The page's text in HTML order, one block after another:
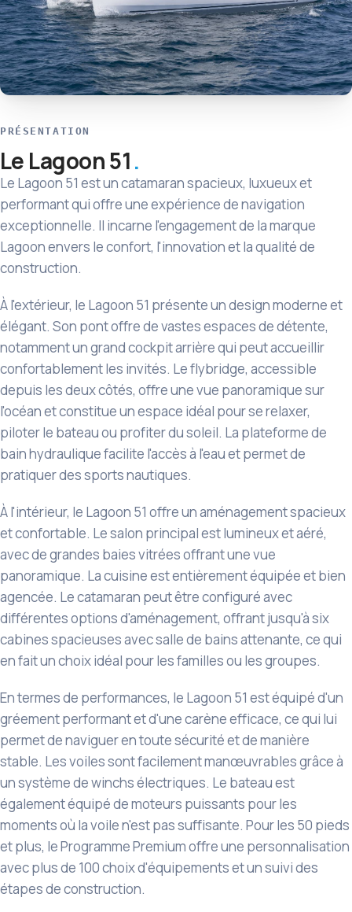
PRÉSENTATION
Le Lagoon 51
Le Lagoon 51 est un catamaran spacieux, luxueux et
performant qui offre une expérience de navigation
exceptionnelle. Il incarne l'engagement de la marque
Lagoon envers le confort, l'innovation et la qualité de
construction.
À l'extérieur, le Lagoon 51 présente un design moderne et
élégant. Son pont offre de vastes espaces de détente,
notamment un grand cockpit arrière qui peut accueillir
confortablement les invités. Le flybridge, accessible
depuis les deux côtés, offre une vue panoramique sur
l'océan et constitue un espace idéal pour se relaxer,
piloter le bateau ou profiter du soleil. La plateforme de
bain hydraulique facilite l'accès à l'eau et permet de
pratiquer des sports nautiques.
À l'intérieur, le Lagoon 51 offre un aménagement spacieux
et confortable. Le salon principal est lumineux et aéré,
avec de grandes baies vitrées offrant une vue
panoramique. La cuisine est entièrement équipée et bien
agencée. Le catamaran peut être configuré avec
différentes options d'aménagement, offrant jusqu'à six
cabines spacieuses avec salle de bains attenante, ce qui
en fait un choix idéal pour les familles ou les groupes.
En termes de performances, le Lagoon 51 est équipé d'un
gréement performant et d'une carène efficace, ce qui lui
permet de naviguer en toute sécurité et de manière
stable. Les voiles sont facilement manœuvrables grâce à
un système de winchs électriques. Le bateau est
également équipé de moteurs puissants pour les
moments où la voile n'est pas suffisante. Pour les 50 pieds
et plus, le Programme Premium offre une personnalisation
avec plus de 100 choix d'équipements et un suivi des
étapes de construction.